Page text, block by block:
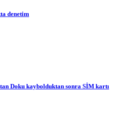
denetim
Doku kaybolduktan sonra SİM kartı